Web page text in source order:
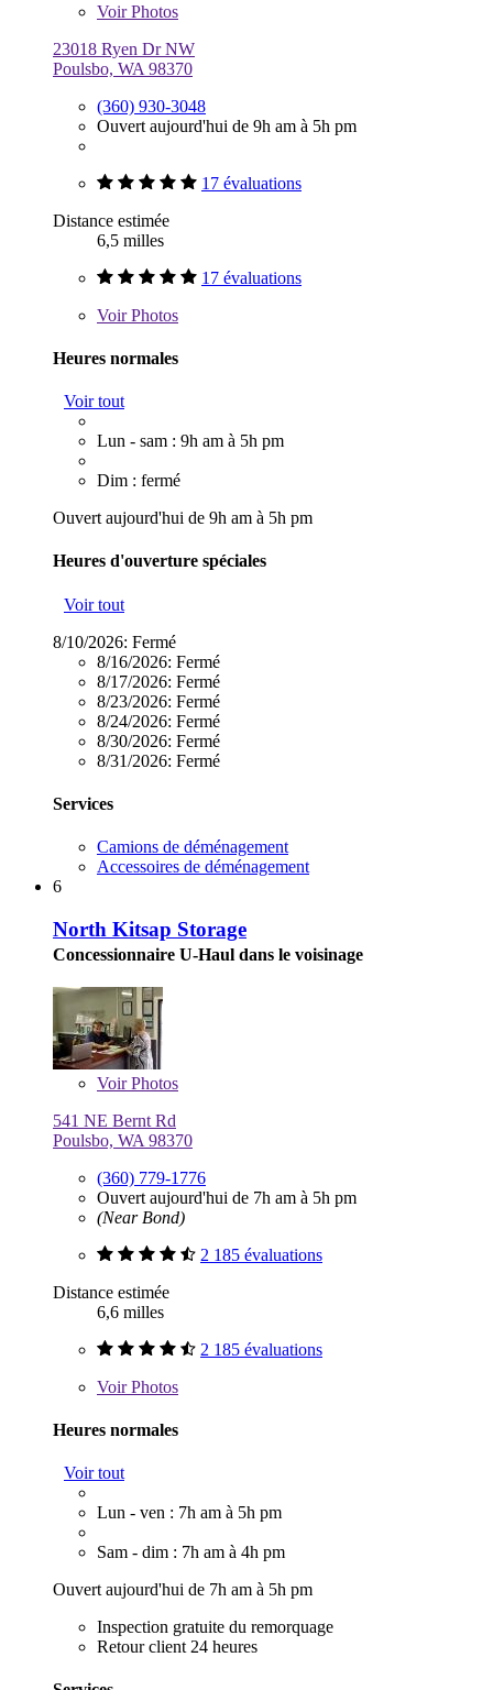
VoirPhotos
23018 Ryen Dr NW
Poulsbo, WA 98370
(360) 930-3048
Ouvert aujourd'hui de 9h am à 5h pm
17 évaluations
Distance estimée
6,5 milles
17 évaluations
VoirPhotos
Heures normales
Voir tout
Lun - sam : 9h am à 5h pm
Dim : fermé
Ouvert aujourd'hui de 9h am à 5h pm
Heures d'ouverture spéciales
Voir tout
8/10/2026: Fermé
8/16/2026: Fermé
8/17/2026: Fermé
8/23/2026: Fermé
8/24/2026: Fermé
8/30/2026: Fermé
8/31/2026: Fermé
Services
Camions de déménagement
Accessoires de déménagement
6
North Kitsap Storage
Concessionnaire U-Haul dans le voisinage
VoirPhotos
541 NE Bernt Rd
Poulsbo, WA 98370
(360) 779-1776
Ouvert aujourd'hui de 7h am à 5h pm
(Near Bond)
2 185 évaluations
Distance estimée
6,6 milles
2 185 évaluations
VoirPhotos
Heures normales
Voir tout
Lun - ven : 7h am à 5h pm
Sam - dim : 7h am à 4h pm
Ouvert aujourd'hui de 7h am à 5h pm
Inspection gratuite du remorquage
Retour client 24 heures